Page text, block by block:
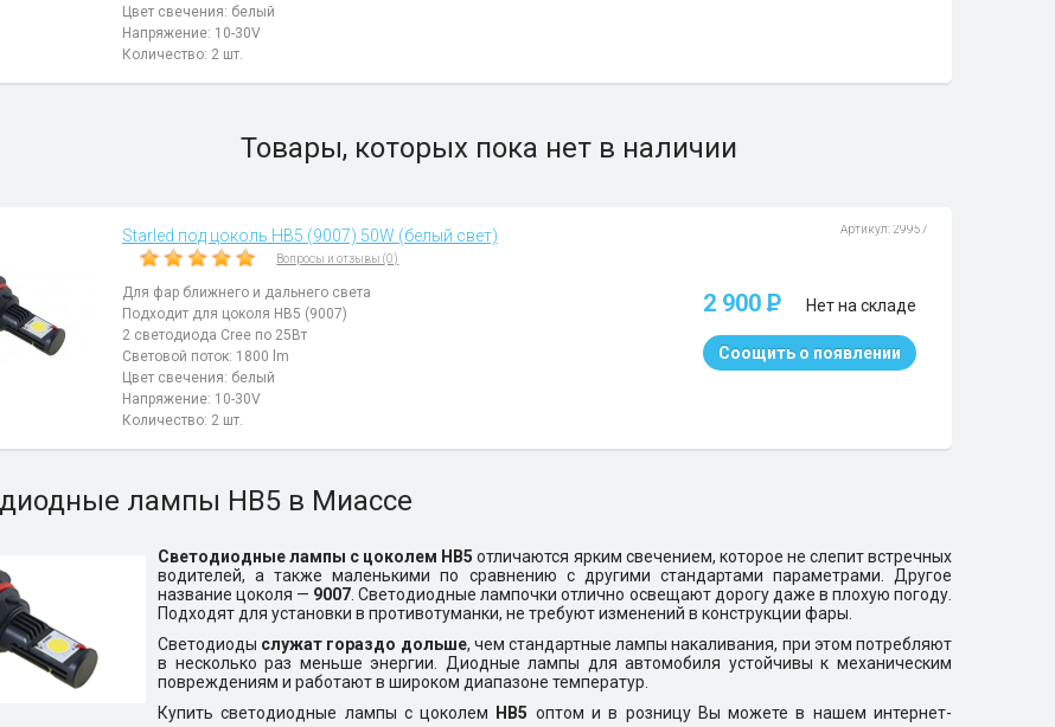
Цвет свечения: белый
Напряжение: 10-30V
Количество: 2 шт.
Товары, которых пока нет в наличии
Артикул: 29957
Starled под цоколь HB5 (9007) 50W (белый свет)
Вопросы и отзывы (0)
2 900 P Нет на складе
Соощить о появлении
Для фар ближнего и дальнего света
Подходит для цоколя HB5 (9007)
2 светодиода Cree по 25Вт
Световой поток: 1800 lm
Цвет свечения: белый
Напряжение: 10-30V
Количество: 2 шт.
лампы HB5 в Миассе
Светодиодные лампы с цоколем HB5 отличаются ярким свечением, которое не слепит встречных
водителей, а также маленькими по сравнению с другими стандартами параметрами. Другое
название цоколя — 9007 . Светодиодные лампочки отлично освещают дорогу даже в плохую погоду.
Подходят для установки в противотуманки, не требуют изменений в конструкции фары.
Светодиоды служат гораздо дольше, чем стандартные лампы накаливания, при этом потребляют
в несколько раз меньше энергии. Диодные лампы для автомобиля устойчивы к механическим
повреждениям и работают в широком диапазоне температур.
Купить светодиодные лампы с цоколем
HB5 оптом и в розницу Вы можете в нашем интернет-